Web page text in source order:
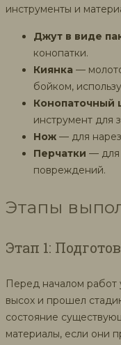
инструменты и
Джут в виде
конопатки.
Киянка —
бойком,
Конопаточный
инструмент для
Нож — для
Перчатки — для
повреждений.
Этапы
Этап 1:
Перед началом работ
высох и прошел
состояние
материалы, если они